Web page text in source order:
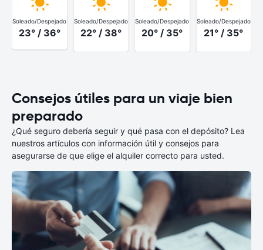
Soleado/Despejado
23° / 36°
Soleado/Despejado
22° / 38°
Soleado/Despejado
20° / 35°
Soleado/Despejado
21° / 35°
Consejos útiles para un viaje bien
preparado
¿Qué seguro debería seguir y qué pasa con el depósito? Lea
nuestros artículos con información útil y consejos para
asegurarse de que elige el alquiler correcto para usted.